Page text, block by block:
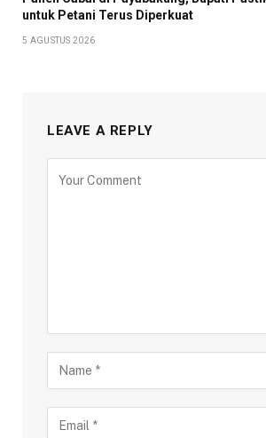
untuk Petani Terus Diperkuat
5 AGUSTUS 2026
LEAVE A REPLY